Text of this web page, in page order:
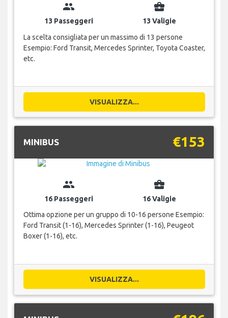
group
13 Passeggeri
business_center
13 Valigie
La scelta consigliata per un massimo di 13 persone
Esempio: Ford Transit, Mercedes Sprinter, Toyota Coaster,
etc.
VISUALIZZA...
MINIBUS €153
group
16 Passeggeri
business_center
16 Valigie
Ottima opzione per un gruppo di 10-16 persone Esempio:
Ford Transit (1-16), Mercedes Sprinter (1-16), Peugeot
Boxer (1-16), etc.
VISUALIZZA...